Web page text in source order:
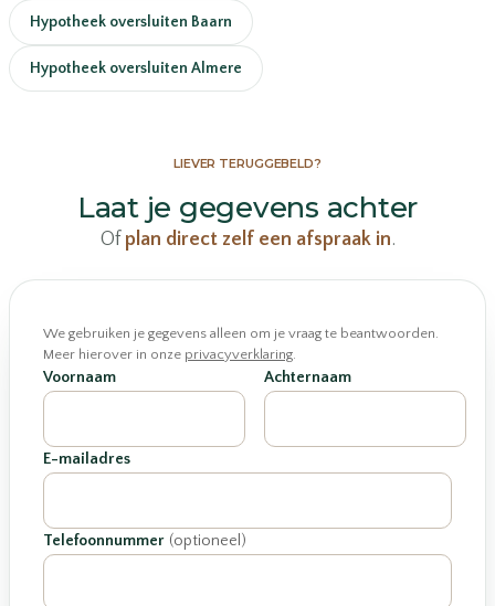
Hypotheek oversluiten Baarn
Hypotheek oversluiten Almere
LIEVER TERUGGEBELD?
Laat je gegevens achter
Of plan direct zelf een afspraak in.
We gebruiken je gegevens alleen om je vraag te beantwoorden.
Meer hierover in onze privacyverklaring.
Voornaam Achternaam
E-mailadres
Telefoonnummer (optioneel)